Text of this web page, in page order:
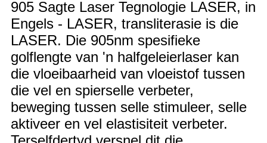
905 Sagte Laser Tegnologie LASER, in
Engels - LASER, transliterasie is die
LASER. Die 905nm spesifieke
golflengte van 'n halfgeleierlaser kan
die vloeibaarheid van vloeistof tussen
die vel en spierselle verbeter,
beweging tussen selle stimuleer, selle
aktiveer en vel elastisiteit verbeter.